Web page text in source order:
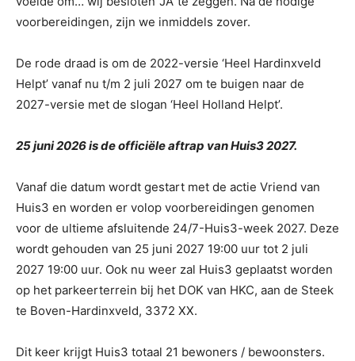
voorbereidingen, zijn we inmiddels zover.
De rode draad is om de 2022-versie ‘Heel Hardinxveld
Helpt’ vanaf nu t/m 2 juli 2027 om te buigen naar de
2027-versie met de slogan ‘Heel Holland Helpt’.
25 juni 2026 is de officiële aftrap van Huis3 2027.
Vanaf die datum wordt gestart met de actie Vriend van
Huis3 en worden er volop voorbereidingen genomen
voor de ultieme afsluitende 24/7-Huis3-week 2027. Deze
wordt gehouden van 25 juni 2027 19:00 uur tot 2 juli
2027 19:00 uur. Ook nu weer zal Huis3 geplaatst worden
op het parkeerterrein bij het DOK van HKC, aan de Steek
te Boven-Hardinxveld, 3372 XX.
Dit keer krijgt Huis3 totaal 21 bewoners / bewoonsters.